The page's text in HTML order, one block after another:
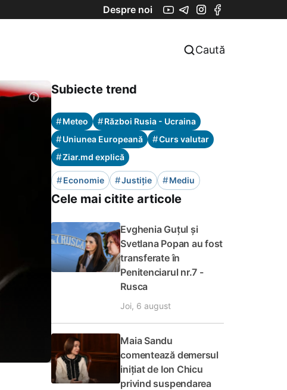
Despre noi
Caută
Subiecte trend
#Meteo #Război Rusia - Ucraina
#Uniunea Europeană #Curs valutar
#Ziar.md explică
#Economie #Justiție #Mediu
Cele mai citite articole
Evghenia Guțul și
Svetlana Popan au fost
transferate în
Penitenciarul nr.7 -
Rusca
Joi, 6 august
Maia Sandu
comentează demersul
inițiat de Ion Chicu
privind suspendarea